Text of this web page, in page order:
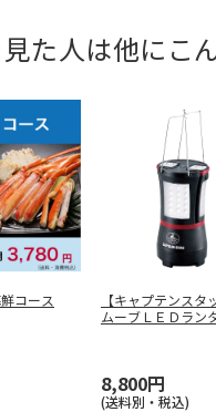
た人は他にこ
コース
【キャプテンスタ
ムーブＬＥＤラン
8,800円
(送料別・税込)